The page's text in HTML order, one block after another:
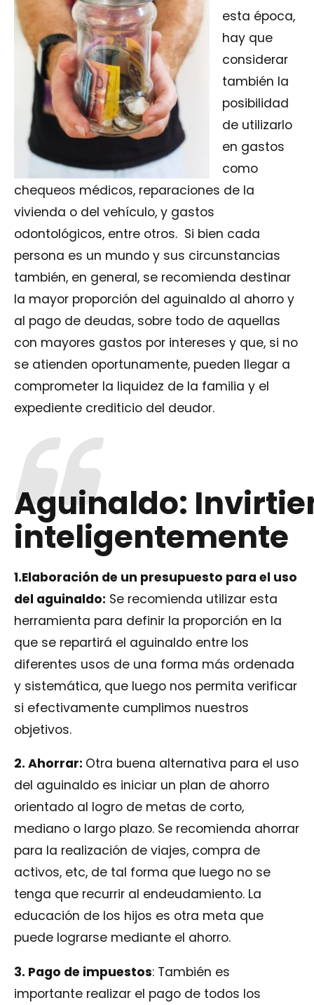
esta época,
hay que
considerar
también la
posibilidad
de utilizarlo
en gastos
como
chequeos médicos, reparaciones de la
vivienda o del vehículo, y gastos
odontológicos, entre otros. Si bien cada
persona es un mundo y sus circunstancias
también, en general, se recomienda destinar
la mayor proporción del aguinaldo al ahorro y
al pago de deudas, sobre todo de aquellas
con mayores gastos por intereses y que, si no
se atienden oportunamente, pueden llegar a
comprometer la liquidez de la familia y el
expediente crediticio del deudor.
Aguinaldo:
inteligentemente
1.Elaboración de un presupuesto para el uso
del aguinaldo: Se recomienda utilizar esta
herramienta para definir la proporción en la
que se repartirá el aguinaldo entre los
diferentes usos de una forma más ordenada
y sistemática, que luego nos permita verificar
si efectivamente cumplimos nuestros
objetivos.
2. Ahorrar: Otra buena alternativa para el uso
del aguinaldo es iniciar un plan de ahorro
orientado al logro de metas de corto,
mediano o largo plazo. Se recomienda ahorrar
para la realización de viajes, compra de
activos, etc, de tal forma que luego no se
tenga que recurrir al endeudamiento. La
educación de los hijos es otra meta que
puede lograrse mediante el ahorro.
3. Pago de impuestos: También es
importante realizar el pago de todos los